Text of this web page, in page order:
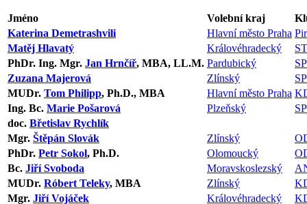
Jméno Volební kraj
Katerina Demetrashvili
Hlavní město Praha
Matěj Hlavatý
Královéhradecký
PhDr. Ing. Mgr. Jan Hrnčíř, MBA, LL.M. Pardubický
Zuzana Majerová
Zlínský
MUDr. Tom Philipp, Ph.D., MBA Hlavní město Praha
Ing. Bc. Marie Pošarová Plzeňský
doc. Břetislav Rychlík
Mgr. Štěpán Slovák Zlínský
PhDr. Petr Sokol, Ph.D. Olomoucký
Bc. Jiří Svoboda Moravskoslezský
MUDr. Róbert Teleky, MBA Zlínský
Mgr. Jiří Vojáček Královéhradecký